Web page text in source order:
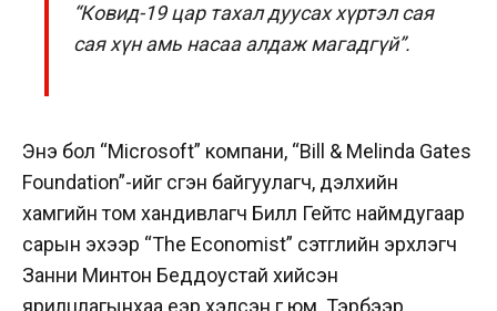
“Ковид-19 цар тахал дуусах хүртэл сая
сая хүн амь насаа алдаж магадгүй”.
Энэ бол “Microsoft” компани, “Bill & Melinda Gates
Foundation”-ийг үүсгэн байгуулагч, дэлхийн
хамгийн том хандивлагч Билл Гейтс наймдугаар
сарын эхээр “The Economist” сэтгүүлийн эрхлэгч
Занни Минтон Беддоустай хийсэн
ярилцлагынхаа үеэр хэлсэн үг юм. Тэрбээр